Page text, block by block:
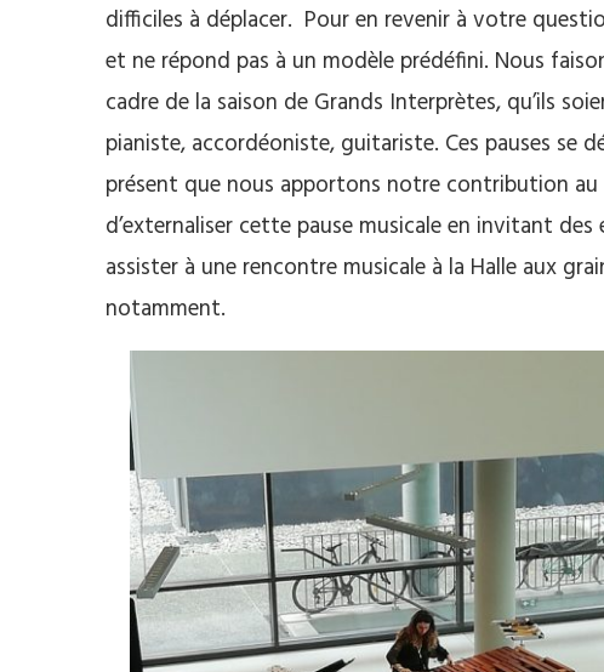
difficiles à déplacer. Pour en revenir à votre
et ne répond pas à un modèle prédéfini. Nous
cadre de la saison de Grands Interprètes, qu’ils
pianiste, accordéoniste, guitariste. Ces pauses se
présent que nous apportons notre contribution
d’externaliser cette pause musicale en invitant
assister à une rencontre musicale à la Halle aux
notamment.